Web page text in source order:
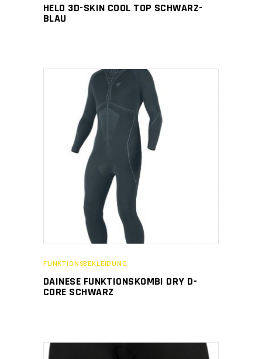
HELD 3D-SKIN COOL TOP SCHWARZ-
BLAU
FUNKTIONSBEKLEIDUNG
DAINESE FUNKTIONSKOMBI DRY D-
CORE SCHWARZ